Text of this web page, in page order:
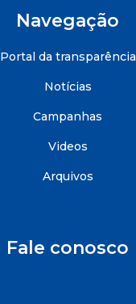
Navegação
Portal da transparência
Notícias
Campanhas
Videos
Arquivos
Fale conosco